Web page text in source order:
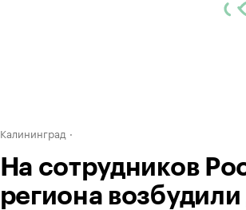
Калининград
На сотрудников
региона возбудили